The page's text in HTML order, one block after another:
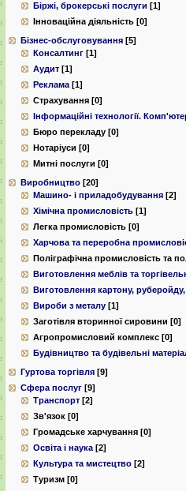
Біржі, брокерські послуги [1]
Інноваційна діяльність [0]
Бізнес-обслуговування [5]
Консалтинг [1]
Аудит [1]
Реклама [1]
Страхування [0]
Інформаційні технології.
Бюро перекладу [0]
Нотаріуси [0]
Митні послуги [0]
Виробництво [20]
Машино- і приладобудування [2]
Хімічна промисловість [1]
Легка промисловість [0]
Харчова та переробна
Поліграфічна промисловість та
Виготовлення меблів та
Виготовлення картону,
Вироби з металу [1]
Заготівля вторинної сировини [0]
Агропромисловий комплекс [0]
Будівництво та будівельні
Гуртова торгівля [9]
Сфера послуг [9]
Транспорт [2]
Зв'язок [0]
Громадське харчування [0]
Освіта і наука [2]
Культура та мистецтво [2]
Туризм [0]